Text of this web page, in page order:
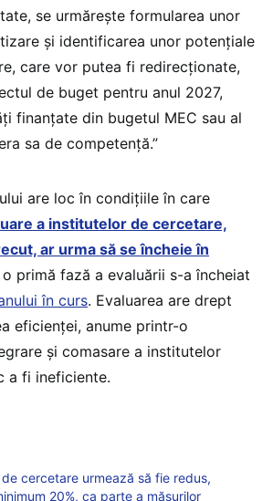
se urmărește formularea unor
și identificarea unor potențiale
care vor putea fi redirecționate,
de buget pentru anul 2027,
finanțate din bugetul MEC sau al
sa de competență.”
are loc în condițiile în care
a institutelor de cercetare,
ar urma să se încheie în
o primă fază a evaluării s-a încheiat
în curs. Evaluarea are drept
eficienței, anume printr-o
și comasare a institutelor
a fi ineficiente.
cercetare urmează să fie redus,
20%, ca parte a măsurilor